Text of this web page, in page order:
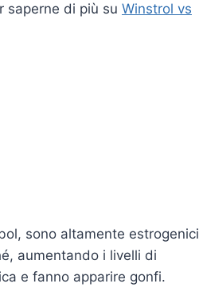
saperne di più su Winstrol vs
sono altamente estrogenici
aumentando i livelli di
e fanno apparire gonfi.